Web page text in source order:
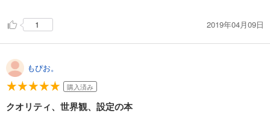
1 2019年04月09日
もぴお。
購入済み
クオリティ、世界観、設定の本